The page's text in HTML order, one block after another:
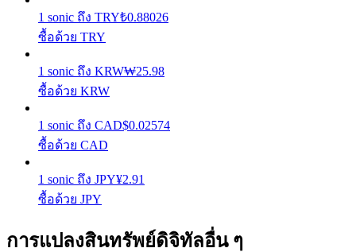
Launchpool
การเซ้งแบบยืดหยุ่นเพื่อรับโทเคนยอดนิยม
1 sonic ถึง TRY₺0.88026
ซื้อด้วย TRY
1 sonic ถึง KRW₩25.98
ซื้อด้วย KRW
1 sonic ถึง CAD$0.02574
ซื้อด้วย CAD
1 sonic ถึง JPY¥2.91
ซื้อด้วย JPY
การแปลงสินทรัพย์ดิจิทัลอื่น ๆ